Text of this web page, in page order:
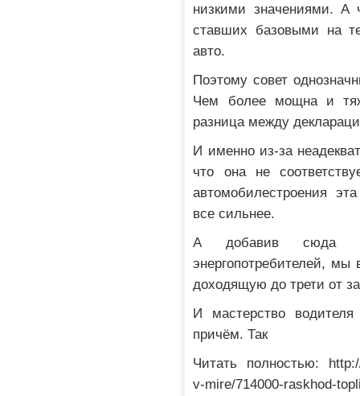
низкими значениями. А
ставших базовыми на
авто.
Поэтому совет
Чем более мощна и
разница между
И именно из-за
что она не
автомобилестроения
все сильнее.
А добавив сюда
энергопотребителей, мы
доходящую до трети от
И мастерство
причём. Так
Читать полностью:
v-mire/714000-raskhod-